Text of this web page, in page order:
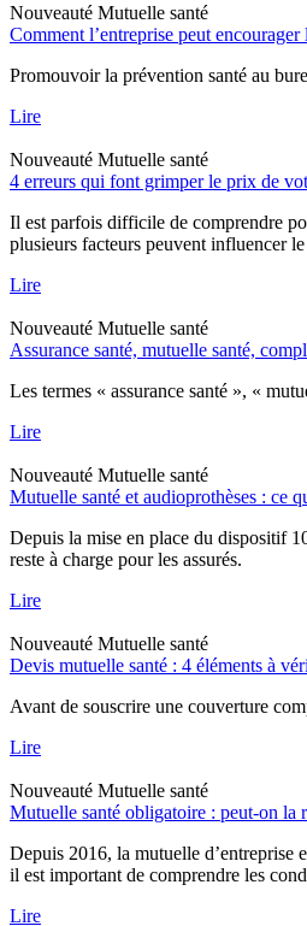
Nouveauté Mutuelle santé
Comment l’entreprise peut
Promouvoir la prévention santé au
Lire
Nouveauté Mutuelle santé
4 erreurs qui font grimper le prix de
Il est parfois difficile de comprendre
plusieurs facteurs peuvent influencer
Lire
Nouveauté Mutuelle santé
Assurance santé, mutuelle santé,
Les termes « assurance santé », «
Lire
Nouveauté Mutuelle santé
Mutuelle santé et audioprothèses : ce
Depuis la mise en place du dispositif
reste à charge pour les assurés.
Lire
Nouveauté Mutuelle santé
Devis mutuelle santé : 4 éléments à
Avant de souscrire une couverture
Lire
Nouveauté Mutuelle santé
Mutuelle santé obligatoire : peut-on la
Depuis 2016, la mutuelle d’entreprise
il est important de comprendre les
Lire